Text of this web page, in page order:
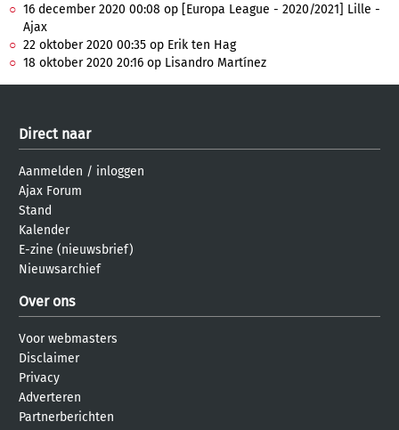
16 december 2020 00:08 op [Europa League - 2020/2021] Lille -
Ajax
22 oktober 2020 00:35 op Erik ten Hag
18 oktober 2020 20:16 op Lisandro Martínez
Direct naar
Aanmelden / inloggen
Ajax Forum
Stand
Kalender
E-zine (nieuwsbrief)
Nieuwsarchief
Over ons
Voor webmasters
Disclaimer
Privacy
Adverteren
Partnerberichten